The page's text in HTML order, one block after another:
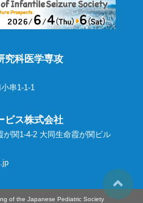
究科医学専攻
串1-1-1
ビス株式会社
関1-4-2 大同生命霞が関ビル
of the Japanese Pediatric Society